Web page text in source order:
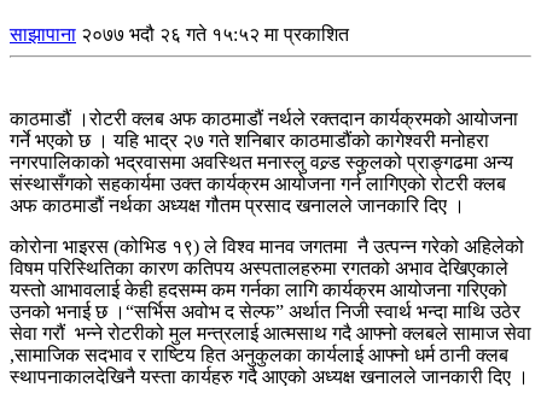
साझापाना २०७७ भदौ २६ गते १५:५२ मा प्रकाशित
काठमाडौं ।रोटरी क्लब अफ काठमाडौं नर्थले रक्तदान कार्यक्रमको आयोजना
गर्ने भएको छ । यहि भाद्र २७ गते शनिबार काठमाडौंको कागेश्वरी मनोहरा
नगरपालिकाको भद्रवासमा अवस्थित मनास्लु वल्र्ड स्कुलको प्राङ्गढमा अन्य
संस्थासँगको सहकार्यमा उक्त कार्यक्रम आयोजना गर्न लागिएको रोटरी क्लब
अफ काठमाडौं नर्थका अध्यक्ष गौतम प्रसाद खनालले जानकारि दिए ।
कोरोना भाइरस (कोभिड १९) ले विश्व मानव जगतमा नै उत्पन्न गरेको अहिलेको
विषम परिस्थितिका कारण कतिपय अस्पतालहरुमा रगतको अभाव देखिएकाले
यस्तो आभावलाई केही हदसम्म कम गर्नका लागि कार्यक्रम आयोजना गरिएको
उनको भनाई छ ।“सर्भिस अवोभ द सेल्फ” अर्थात निजी स्वार्थ भन्दा माथि उठेर
सेवा गरौं भन्ने रोटरीको मुल मन्त्रलाई आत्मसाथ गदै आफ्नो क्लबले सामाज सेवा
,सामाजिक सदभाव र राष्टिय हित अनुकुलका कार्यलाई आफ्नो धर्म ठानी क्लब
स्थापनाकालदेखिनै यस्ता कार्यहरु गदै आएको अध्यक्ष खनालले जानकारी दिए ।